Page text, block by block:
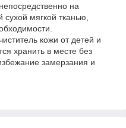
на
сухой мягкой тканью,
кожи от детей и
хранить в месте без
замерзания и